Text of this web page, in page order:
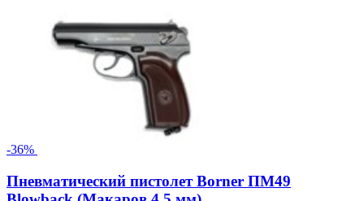
-36%
Пневматический пистолет Borner ПМ49